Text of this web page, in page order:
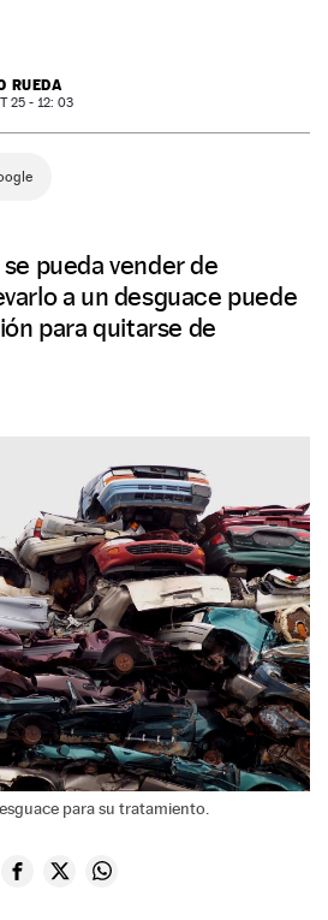
RUEDA
25 - 12: 03
pueda vender de
a un desguace puede
para quitarse de
para su tratamiento.